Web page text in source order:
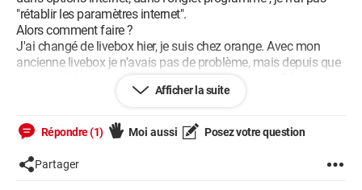
"rétablir les paramètres internet".
Alors comment faire ?
J'ai changé de livebox hier, je suis chez orange. Avec mon
ancienne livebox je n'avais pas de problème, mais depuis que
j'ai installé la nouvelle, je suis sur internet explorer 9 (alors
qu'avant je devais être sur le 6 ou 8, je ne sais plus, et je
Merci d'avance de votre aide.
Sylvie
Afficher la suite
Répondre (1) Moi aussi Posez votre question
Partager